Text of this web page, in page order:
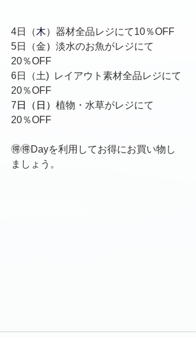
4日（木）器材全品レジにて10％OFF
5日（金） 淡水のお魚がレジにて
20％OFF
6日（土)  レイアウト素材全品レジにて
20％OFF
7 日（日） 植物・水草がレジにて
20％OFF
🉐🉐Dayを利用してお得にお買い物し
ましょう。